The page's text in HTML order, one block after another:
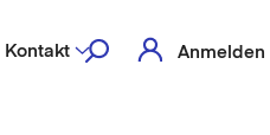
Kontakt Anmelden